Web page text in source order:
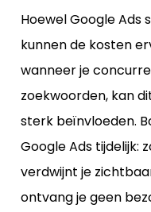
Hoewel Google Ads
kunnen de kosten
wanneer je
zoekwoorden, kan
sterk beïnvloeden.
Google Ads tijdelijk:
verdwijnt je
ontvang je geen